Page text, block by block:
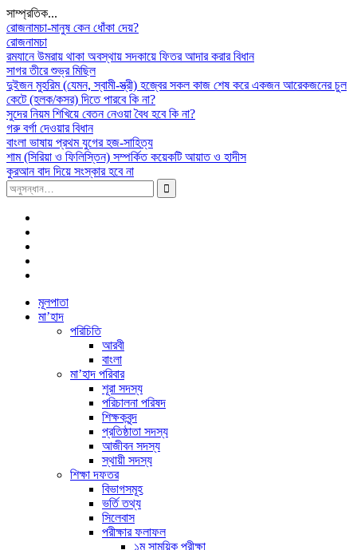
সাম্প্রতিক...
রোজনামচা-মানুষ কেন ধোঁকা দেয়?
রোজনামচা
রমযানে উমরায় থাকা অবস্থায় সদকায়ে ফিতর আদার করার বিধান
সাগর তীরে শুভ্র মিছিল
দুইজন মুহরিম (যেমন, স্বামী-স্ত্রী) হজ্বের সকল কাজ শেষ করে একজন আরেকজনের চুল
কেটে (হলক/কসর) দিতে পারবে কি না?
সুদের নিয়ম শিখিয়ে বেতন নেওয়া বৈধ হবে কি না?
গরু বর্গা দেওয়ার বিধান
বাংলা ভাষায় প্রথম যুগের হজ-সাহিত্য
শাম (সিরিয়া ও ফিলিস্তিন) সম্পর্কিত কয়েকটি আয়াত ও হাদীস
কুরআন বাদ দিয়ে সংস্কার হবে না
সন্ধান
করাঃ
Skip
মূলপাতা
মা’হাদ
পরিচিতি
আরবী
বাংলা
মা’হাদ পরিবার
শূরা সদস্য
পরিচালনা পরিষদ
শিক্ষকবৃন্দ
প্রতিষ্ঠাতা সদস্য
আজীবন সদস্য
স্থায়ী সদস্য
শিক্ষা দফতর
বিভাগসমূহ
ভর্তি তথ্য
সিলেবাস
পরীক্ষার ফলাফল
১ম সাময়িক পরীক্ষা